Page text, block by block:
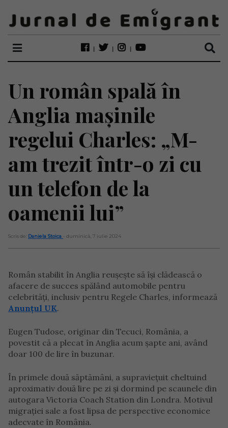
Un român spală în
Anglia mașinile
regelui Charles: „M-
am trezit într-o zi cu
un telefon de la
oamenii lui”
Scris de: Daniela Stoica - duminică, 7 iulie 2024
Român stabilit în Anglia reușește să își clădească o
afacere de succes spălând automobile pentru
celebrități, inclusiv pentru Regele Charles, informează
Anunțul UK.
Eugen Tudose, originar din Tecuci, România, a
povestit că a plecat în Anglia acum șapte ani, având
doar 100 de lire în buzunar.
În primele două săptămâni, a supraviețuit cheltuind
aproximativ două lire pe zi și dormind pe scaunele din
autogara Victoria Coach Station din Londra. Motivul
migrației sale a fost lipsa de perspective economice
adecvate în România.